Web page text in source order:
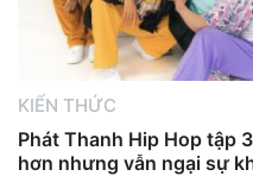
KIẾN THỨC
Phát Thanh Hip Hop tập
hơn nhưng vẫn ngại sự